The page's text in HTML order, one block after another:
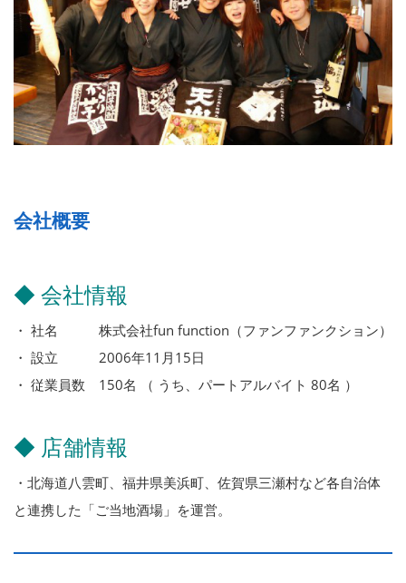
会社概要
◆ 会社情報
・ 社名 株式会社fun function（ファンファンクション）
・ 設立 2006年11月15日
・ 従業員数 150名 （ うち、パートアルバイト 80名 ）
◆ 店舗情報
・北海道八雲町、福井県美浜町、佐賀県三瀬村など各自治体
と連携した「ご当地酒場」を運営。